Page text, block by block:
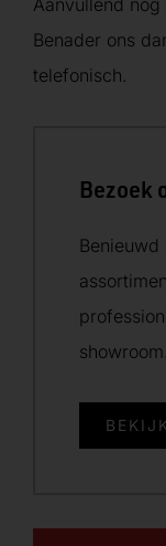
Benader ons
telefonisch.
Bezoek
showroom.